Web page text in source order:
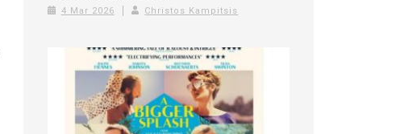
4 Mar 2026 Christos Kampitsis